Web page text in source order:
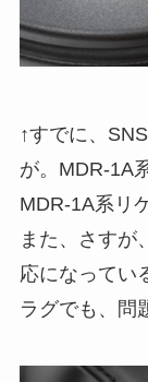
↑すでに、
が。MDR-1A
MDR-1A系リ
また、さすが
応になってい
ラグでも、問